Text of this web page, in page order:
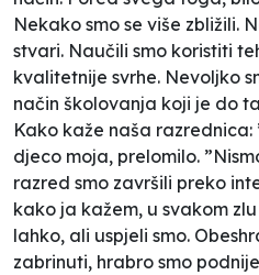
Nekako smo se više zbližili.
stvari. Naučili smo koristiti
kvalitetnije svrhe. Nevoljko
način školovanja koji je do
Kako kaže naša razrednica:
djeco moja, prelomilo.
razred smo završili preko
kako ja kažem, u svakom
lahko, ali uspjeli smo.
zabrinuti, hrabro smo